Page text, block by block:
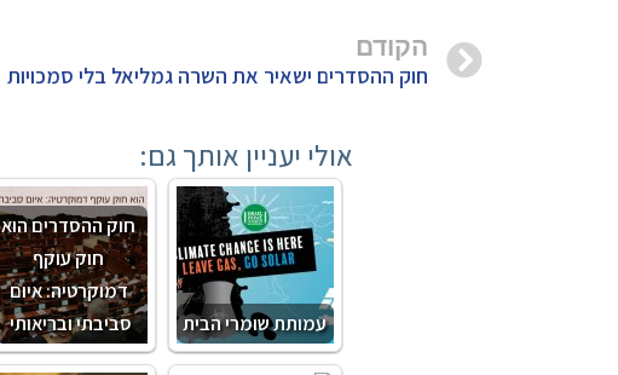
הקודם
חוק ההסדרים ישאיר את השרה גמליאל בלי סמכויות
אולי יעניין אותך גם:
חוק ההסדרים הוא
חוק עוקף
דמוקרטיה: איום
סביבתי ובריאותי
עמותת שומרי הבית